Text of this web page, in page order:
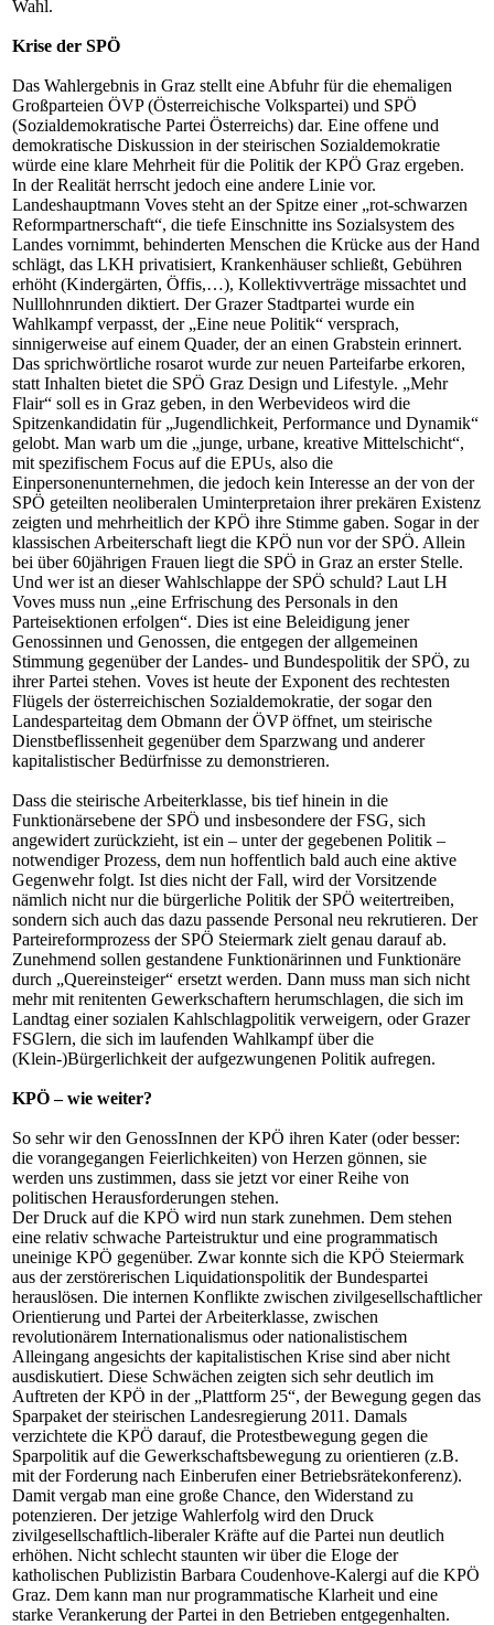
Wahl.
Krise der SPÖ
Das Wahlergebnis in Graz stellt eine Abfuhr für die ehemaligen
Großparteien ÖVP (Österreichische Volkspartei) und SPÖ
(Sozialdemokratische Partei Österreichs) dar. Eine offene und
demokratische Diskussion in der steirischen Sozialdemokratie
würde eine klare Mehrheit für die Politik der KPÖ Graz ergeben.
In der Realität herrscht jedoch eine andere Linie vor.
Landeshauptmann Voves steht an der Spitze einer „rot-schwarzen
Reformpartnerschaft“, die tiefe Einschnitte ins Sozialsystem des
Landes vornimmt, behinderten Menschen die Krücke aus der Hand
schlägt, das LKH privatisiert, Krankenhäuser schließt, Gebühren
erhöht (Kindergärten, Öffis,…), Kollektivverträge missachtet und
Nulllohnrunden diktiert. Der Grazer Stadtpartei wurde ein
Wahlkampf verpasst, der „Eine neue Politik“ versprach,
sinnigerweise auf einem Quader, der an einen Grabstein erinnert.
Das sprichwörtliche rosarot wurde zur neuen Parteifarbe erkoren,
statt Inhalten bietet die SPÖ Graz Design und Lifestyle. „Mehr
Flair“ soll es in Graz geben, in den Werbevideos wird die
Spitzenkandidatin für „Jugendlichkeit, Performance und Dynamik“
gelobt. Man warb um die „junge, urbane, kreative Mittelschicht“,
mit spezifischem Focus auf die EPUs, also die
Einpersonenunternehmen, die jedoch kein Interesse an der von der
SPÖ geteilten neoliberalen Uminterpretaion ihrer prekären Existenz
zeigten und mehrheitlich der KPÖ ihre Stimme gaben. Sogar in der
klassischen Arbeiterschaft liegt die KPÖ nun vor der SPÖ. Allein
bei über 60jährigen Frauen liegt die SPÖ in Graz an erster Stelle.
Und wer ist an dieser Wahlschlappe der SPÖ schuld? Laut LH
Voves muss nun „eine Erfrischung des Personals in den
Parteisektionen erfolgen“. Dies ist eine Beleidigung jener
Genossinnen und Genossen, die entgegen der allgemeinen
Stimmung gegenüber der Landes- und Bundespolitik der SPÖ, zu
ihrer Partei stehen. Voves ist heute der Exponent des rechtesten
Flügels der österreichischen Sozialdemokratie, der sogar den
Landesparteitag dem Obmann der ÖVP öffnet, um steirische
Dienstbeflissenheit gegenüber dem Sparzwang und anderer
kapitalistischer Bedürfnisse zu demonstrieren.
Dass die steirische Arbeiterklasse, bis tief hinein in die
Funktionärsebene der SPÖ und insbesondere der FSG, sich
angewidert zurückzieht, ist ein – unter der gegebenen Politik –
notwendiger Prozess, dem nun hoffentlich bald auch eine aktive
Gegenwehr folgt. Ist dies nicht der Fall, wird der Vorsitzende
nämlich nicht nur die bürgerliche Politik der SPÖ weitertreiben,
sondern sich auch das dazu passende Personal neu rekrutieren. Der
Parteireformprozess der SPÖ Steiermark zielt genau darauf ab.
Zunehmend sollen gestandene Funktionärinnen und Funktionäre
durch „Quereinsteiger“ ersetzt werden. Dann muss man sich nicht
mehr mit renitenten Gewerkschaftern herumschlagen, die sich im
Landtag einer sozialen Kahlschlagpolitik verweigern, oder Grazer
FSGlern, die sich im laufenden Wahlkampf über die
(Klein-)Bürgerlichkeit der aufgezwungenen Politik aufregen.
KPÖ – wie weiter?
So sehr wir den GenossInnen der KPÖ ihren Kater (oder besser:
die vorangegangen Feierlichkeiten) von Herzen gönnen, sie
werden uns zustimmen, dass sie jetzt vor einer Reihe von
politischen Herausforderungen stehen.
Der Druck auf die KPÖ wird nun stark zunehmen. Dem stehen
eine relativ schwache Parteistruktur und eine programmatisch
uneinige KPÖ gegenüber. Zwar konnte sich die KPÖ Steiermark
aus der zerstörerischen Liquidationspolitik der Bundespartei
herauslösen. Die internen Konflikte zwischen zivilgesellschaftlicher
Orientierung und Partei der Arbeiterklasse, zwischen
revolutionärem Internationalismus oder nationalistischem
Alleingang angesichts der kapitalistischen Krise sind aber nicht
ausdiskutiert. Diese Schwächen zeigten sich sehr deutlich im
Auftreten der KPÖ in der „Plattform 25“, der Bewegung gegen das
Sparpaket der steirischen Landesregierung 2011. Damals
verzichtete die KPÖ darauf, die Protestbewegung gegen die
Sparpolitik auf die Gewerkschaftsbewegung zu orientieren (z.B.
mit der Forderung nach Einberufen einer Betriebsrätekonferenz).
Damit vergab man eine große Chance, den Widerstand zu
potenzieren. Der jetzige Wahlerfolg wird den Druck
zivilgesellschaftlich-liberaler Kräfte auf die Partei nun deutlich
erhöhen. Nicht schlecht staunten wir über die Eloge der
katholischen Publizistin Barbara Coudenhove-Kalergi auf die KPÖ
Graz. Dem kann man nur programmatische Klarheit und eine
starke Verankerung der Partei in den Betrieben entgegenhalten.